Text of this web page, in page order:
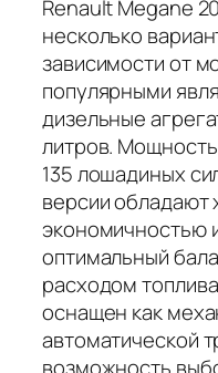
Renault Megane
несколько
зависимости от
популярными
дизельные
литров.
135 лошадиных
версии обладают
экономичностью
оптимальный
расходом
оснащен как
автоматической
возможность